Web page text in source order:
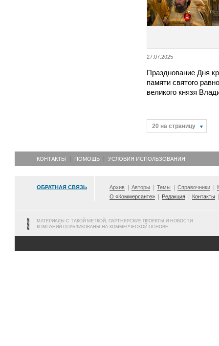
27.07.2025
Празднование Дня
памяти святого
великого князя
20 на страницу
КОНТАКТЫ ПОМОЩЬ УСЛОВИЯ ИСПОЛЬЗОВАНИЯ
ОБРАТНАЯ СВЯЗЬ Архив Авторы Темы Справочники
О «Коммерсанте»
Редакция Контакты
МАТЕРИАЛЫ С ТАКОЙ МЕТКОЙ, ПАРТНЕРСКИЕ ПРОЕКТЫ И НОВОСТИ
КОМПАНИЙ ОПУБЛИКОВАНЫ НА КОММЕРЧЕСКОЙ ОСНОВЕ